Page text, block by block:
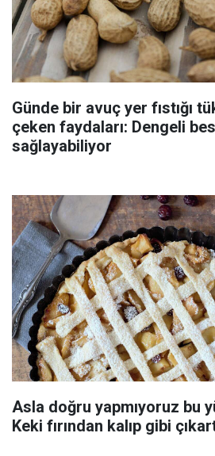
Günde bir avuç yer fıstığı
çeken faydaları: Dengeli
sağlayabiliyor
Asla doğru yapmıyoruz bu
Keki fırından kalıp gibi